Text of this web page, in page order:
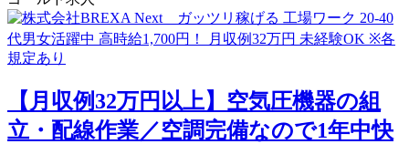
【月収例32万円以上】空気圧機器の組
立・配線作業／空調完備なので1年中快